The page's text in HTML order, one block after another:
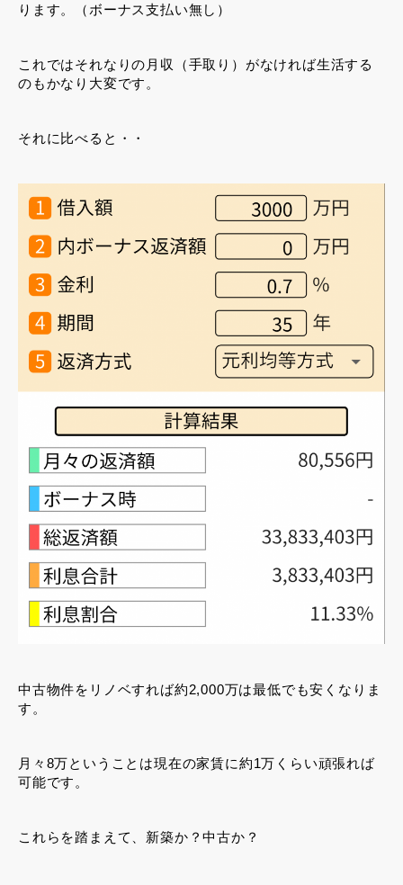
ります。（ボーナス支払い無し）
これではそれなりの月収（手取り）がなければ生活する
のもかなり大変です。
それに比べると・・
中古物件をリノベすれば約2,000万は最低でも安くなりま
す。
月々8万ということは現在の家賃に約1万くらい頑張れば
可能です。
これらを踏まえて、新築か？中古か？